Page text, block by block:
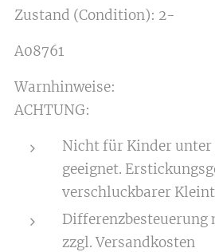
Zustand (Condition): 2-
A08761
Warnhinweise:
ACHTUNG:
Nicht für Kinder unter
geeignet.
verschluckbarer
Differenzbesteuerung
zzgl. Versandkosten